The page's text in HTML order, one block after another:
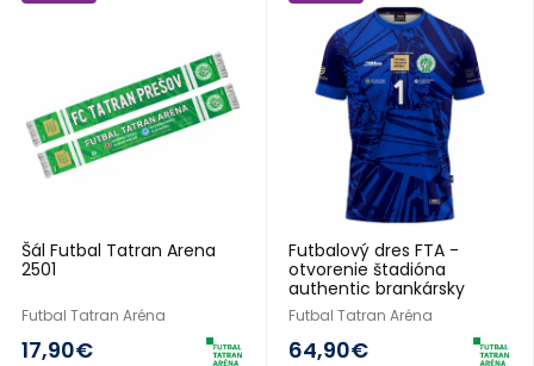
Šál Futbal Tatran Arena
2501
Futbal Tatran Aréna
17,90€
Futbalový dres FTA -
otvorenie štadióna
authentic brankársky
Futbal Tatran Aréna
64,90€